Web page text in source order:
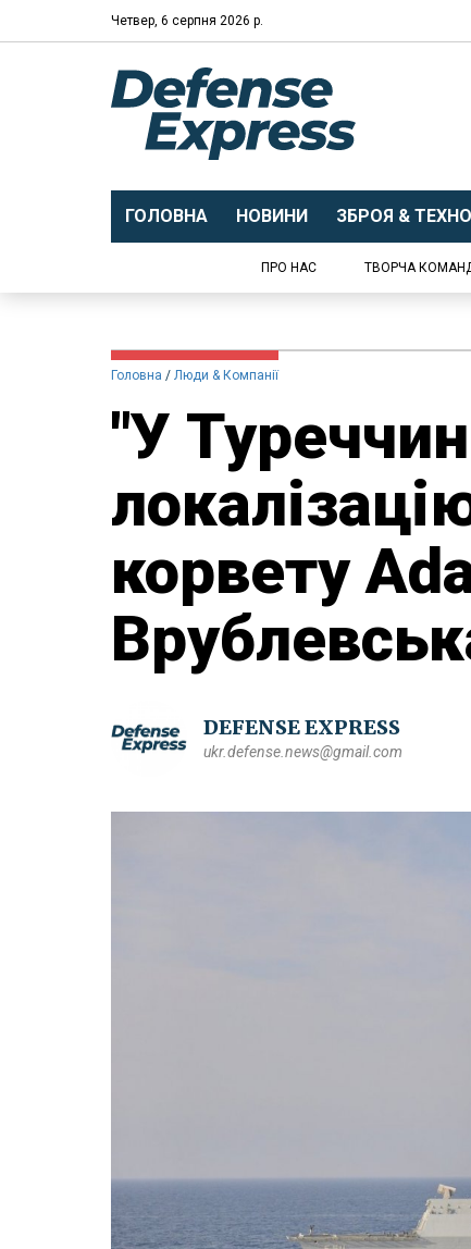
Четвер, 6 серпня 2026 р.
ГОЛОВНА НОВИНИ ЗБРОЯ &
ПРО НАС ТВОРЧА
Головна Люди & Компанії
"У
корвету
DEFENSE EXPRESS
ukr.defense.news@gmail.com